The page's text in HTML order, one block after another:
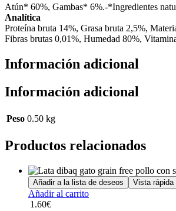
Atún* 60%, Gambas* 6%.-*Ingredientes
Analítica
Proteína bruta 14%, Grasa bruta 2,5%,
Fibras brutas 0,01%, Humedad 80%,
Información adicional
Información adicional
Peso 0.50 kg
Productos relacionados
Añadir a la lista de deseos Vista rápida
Añadir al carrito
1.60€